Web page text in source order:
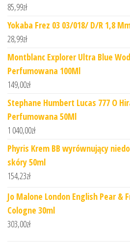
85,99zł
Yokaba Frez 03 03/018/ D/R 1,8
28,99zł
Montblanc Explorer Ultra Blue
Perfumowana 100Ml
149,00zł
Stephane Humbert Lucas 777 O
Perfumowana 50Ml
1 040,00zł
Phyris Krem BB wyrównujący
skóry 50ml
154,23zł
Jo Malone London English Pear &
Cologne 30ml
303,00zł